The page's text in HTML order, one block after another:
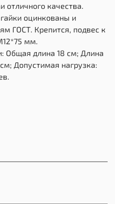
качества.
оцинкованы и
ГОСТ. Крепится, подвес к
мм.
Общая длина 18 см; Длина
Допустимая нагрузка: